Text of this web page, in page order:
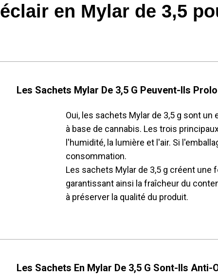
éclair en Mylar de 3,5
Les Sachets Mylar De 3,5 G Peuvent-Ils
Oui, les sachets Mylar de 3,5 g sont
à base de cannabis. Les trois
l'humidité, la lumière et l'air. Si
consommation.
Les sachets Mylar de 3,5 g créent
garantissant ainsi la fraîcheur du
à préserver la qualité du produit.
Les Sachets En Mylar De 3,5 G Sont-Ils Anti-